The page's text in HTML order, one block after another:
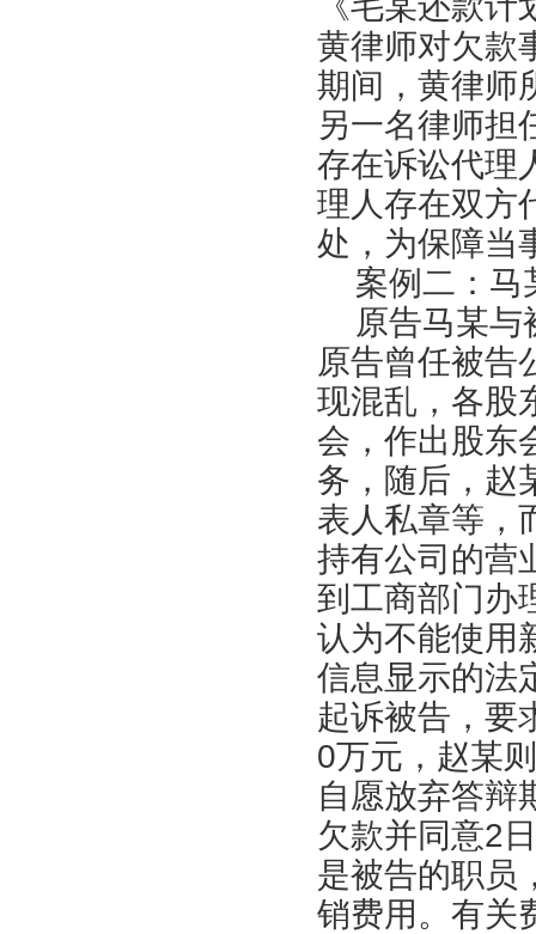
黄律师对欠款
期间，黄律师
另一名律师担
存在诉讼代理
理人存在双方
处，为保障当
案例二：马
原告马某与
原告曾任被告
现混乱，各股
会，作出股东
务，随后，赵
表人私章等，
持有公司的营
到工商部门办
认为不能使用
信息显示的法
起诉被告，要
0万元，赵某
自愿放弃答辩
欠款并同意2
是被告的职员
销费用。有关